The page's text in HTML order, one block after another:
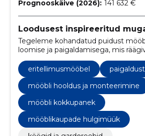
Prognooskäive (2026): 141 632 €
Loodusest inspireeritud
Tegeleme kohandatud puidust
loomise ja paigaldamisega, mis
ühendades looduse ilu ja isikliku stiili.
eritellimusmööbel
mööbli hooldus ja monteerimine
mööbli kokkupanek
mööblikaupade hulgimüük